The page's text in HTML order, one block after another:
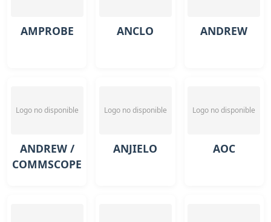
AMPROBE ANCLO ANDREW
Logo no disponible
ANDREW /
COMMSCOPE
Logo no disponible
ANJIELO
Logo no disponible
AOC